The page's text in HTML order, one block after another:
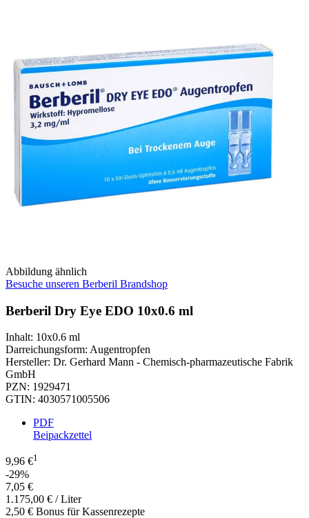
Abbildung ähnlich
Besuche unseren Berberil Brandshop
Berberil Dry Eye EDO 10x0.6 ml
Inhalt: 10x0.6 ml
Darreichungsform: Augentropfen
Hersteller: Dr. Gerhard Mann - Chemisch-pharmazeutische Fabrik
GmbH
PZN: 1929471
GTIN: 4030571005506
PDF
Beipackzettel
9,96 €1
-29%
7,05 €
1.175,00 € / Liter
2,50 € Bonus für Kassenrezepte